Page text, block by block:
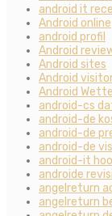
android it
Android online
android profil
Android
Android sites
Android
Android
android-cs
android-de
android-de
android-de
android-it
androide
angelreturn
angelreturn